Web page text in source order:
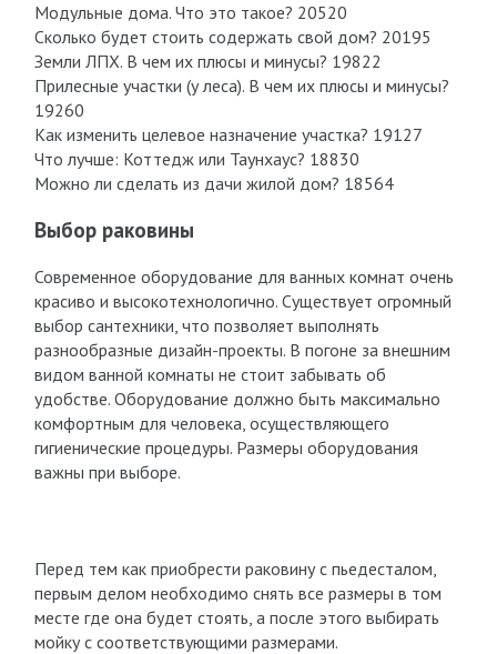
Модульные дома. Что это такое? 20520
Сколько будет стоить содержать свой дом? 20195
Земли ЛПХ. В чем их плюсы и минусы? 19822
Прилесные участки (у леса). В чем их плюсы и минусы?
19260
Как изменить целевое назначение участка? 19127
Что лучше: Коттедж или Таунхаус? 18830
Можно ли сделать из дачи жилой дом? 18564
Выбор раковины
Современное оборудование для ванных комнат очень
красиво и высокотехнологично. Существует огромный
выбор сантехники, что позволяет выполнять
разнообразные дизайн-проекты. В погоне за внешним
видом ванной комнаты не стоит забывать об
удобстве. Оборудование должно быть максимально
комфортным для человека, осуществляющего
гигиенические процедуры. Размеры оборудования
важны при выборе.
Перед тем как приобрести раковину с пьедесталом,
первым делом необходимо снять все размеры в том
месте где она будет стоять, а после этого выбирать
мойку с соответствующими размерами.